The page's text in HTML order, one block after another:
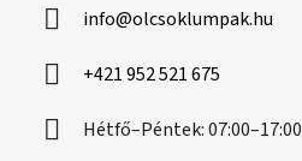
info@olcsoklumpak.hu
+421 952 521 675
Hétfő–Péntek: 07:00–17:00